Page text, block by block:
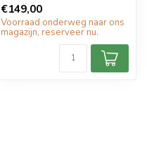
€149,00
Voorraad onderweg naar ons
magazijn, reserveer nu.